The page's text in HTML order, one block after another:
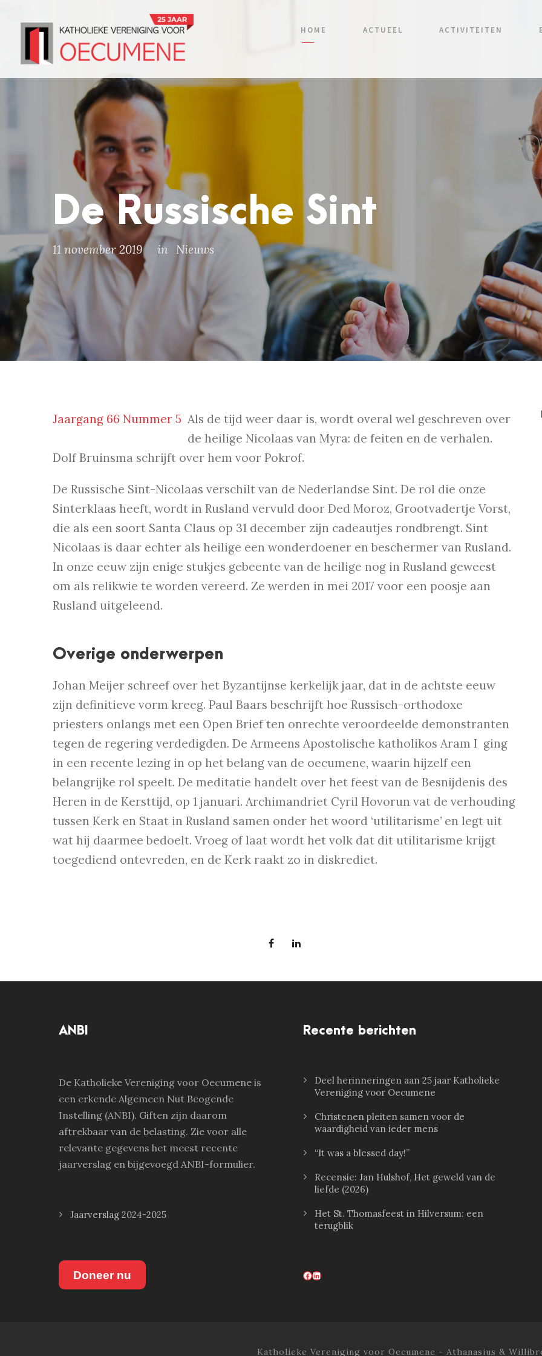
HOME ACTUEEL ACTIVITEITEN
De Russische Sint
11 november 2019 in Nieuws
Jaargang 66 Nummer 5 Als de tijd weer daar is, wordt overal wel geschreven over
de heilige Nicolaas van Myra: de feiten en de verhalen.
Dolf Bruinsma schrijft over hem voor Pokrof.
De Russische Sint-Nicolaas verschilt van de Nederlandse Sint. De rol die onze
Sinterklaas heeft, wordt in Rusland vervuld door Ded Moroz, Grootvadertje Vorst,
die als een soort Santa Claus op 31 december zijn cadeautjes rondbrengt. Sint
Nicolaas is daar echter als heilige een wonderdoener en beschermer van Rusland.
In onze eeuw zijn enige stukjes gebeente van de heilige nog in Rusland geweest
om als relikwie te worden vereerd. Ze werden in mei 2017 voor een poosje aan
Rusland uitgeleend.
Overige onderwerpen
Johan Meijer schreef over het Byzantijnse kerkelijk jaar, dat in de achtste eeuw
zijn definitieve vorm kreeg. Paul Baars beschrijft hoe Russisch-orthodoxe
priesters onlangs met een Open Brief ten onrechte veroordeelde demonstranten
tegen de regering verdedigden. De Armeens Apostolische katholikos Aram I ging
in een recente lezing in op het belang van de oecumene, waarin hijzelf een
belangrijke rol speelt. De meditatie handelt over het feest van de Besnijdenis des
Heren in de Kersttijd, op 1 januari. Archimandriet Cyril Hovorun vat de verhouding
tussen Kerk en Staat in Rusland samen onder het woord ‘utilitarisme’ en legt uit
wat hij daarmee bedoelt. Vroeg of laat wordt het volk dat dit utilitarisme krijgt
toegediend ontevreden, en de Kerk raakt zo in diskrediet.
ANBI
De Katholieke Vereniging voor Oecumene is
een erkende Algemeen Nut Beogende
Instelling (ANBI). Giften zijn daarom
aftrekbaar van de belasting. Zie voor alle
relevante gegevens het meest recente
jaarverslag en bijgevoegd ANBI-formulier.
Jaarverslag 2024-2025
Doneer nu
Recente berichten
Deel herinneringen aan 25 jaar Katholieke
Vereniging voor Oecumene
Christenen pleiten samen voor de
waardigheid van ieder mens
“It was a blessed day!”
Recensie: Jan Hulshof, Het geweld van de
liefde (2026)
Het St. Thomasfeest in Hilversum: een
terugblik
Facebook LinkedIn
Katholieke Vereniging voor Oecumene - Athanasius &